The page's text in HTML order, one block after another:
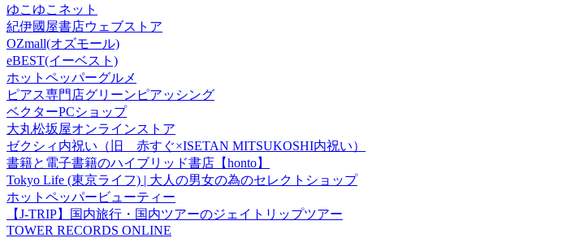
ゆこゆこネット
紀伊國屋書店ウェブストア
OZmall(オズモール)
eBEST(イーベスト)
ホットペッパーグルメ
ピアス専門店グリーンピアッシング
ベクターPCショップ
大丸松坂屋オンラインストア
ゼクシィ内祝い（旧 赤すぐ×ISETAN MITSUKOSHI内祝い）
書籍と電子書籍のハイブリッド書店【honto】
Tokyo Life (東京ライフ) | 大人の男女の為のセレクトショップ
ホットペッパービューティー
【J-TRIP】国内旅行・国内ツアーのジェイトリップツアー
TOWER RECORDS ONLINE